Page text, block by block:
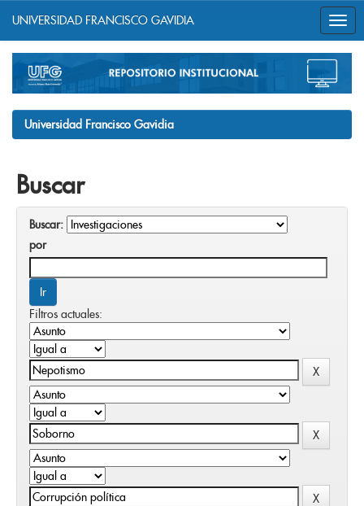
navigation
UNIVERSIDAD FRANCISCO GAVIDIA
Universidad Francisco Gavidia
Buscar
Buscar:
por
Filtros actuales: